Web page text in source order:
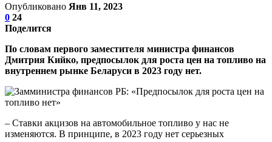
Опубликовано Янв 11, 2023
0 24
Поделится
По словам первого заместителя министра финансов
Дмитрия Кийко, предпосылок для роста цен на топливо на
внутреннем рынке Беларуси в 2023 году нет.
– Ставки акцизов на автомобильное топливо у нас не
изменяются. В принципе, в 2023 году нет серьезных